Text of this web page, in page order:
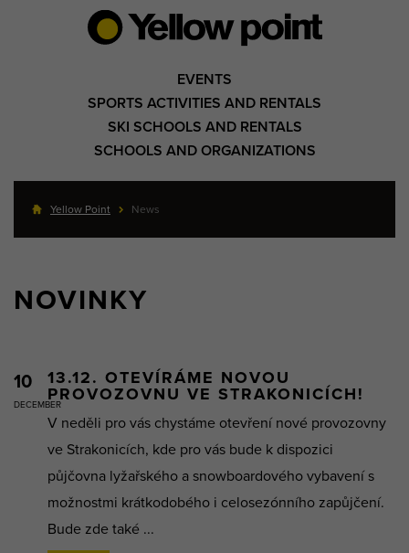
EVENTS
SPORTS ACTIVITIES AND RENTALS
SKI SCHOOLS AND RENTALS
SCHOOLS AND ORGANIZATIONS
Yellow Point News
NOVINKY
10
DECEMBER
13.12. OTEVÍRÁME NOVOU
PROVOZOVNU VE STRAKONICÍCH!
V neděli pro vás chystáme otevření nové provozovny
ve Strakonicích, kde pro vás bude k dispozici
půjčovna lyžařského a snowboardového vybavení s
možnostmi krátkodobého i celosezónního zapůjčení.
Bude zde také ...